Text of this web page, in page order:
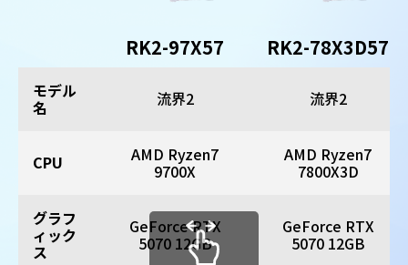
RK2-97X57 RK2-78X3D57
モデル
名 流界2 流界2
CPU AMD Ryzen7
9700X
AMD Ryzen7
7800X3D
グラフ
ィック
ス
GeForce RTX
5070 12GB
GeForce RTX
5070 12GB